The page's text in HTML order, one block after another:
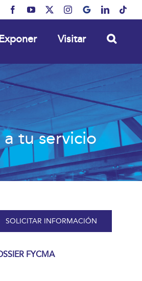
FacebookYouTube Instagram
MyBusinessLinkedIn
Visitar
tu servicio
SOLICITAR INFORMACIÓN
FYCMA